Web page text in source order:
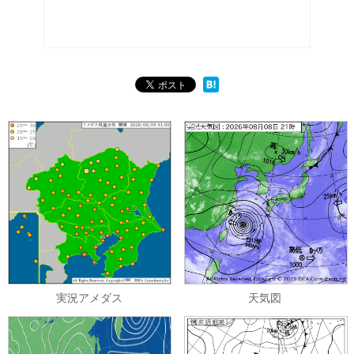
実況アメダス 天気図